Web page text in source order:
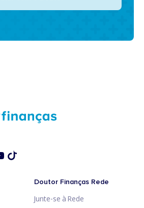
Doutor Finanças Rede
Junte-se à Rede